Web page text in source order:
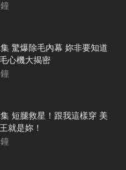
驚爆除毛內幕 妳非要知道
心機大揭密
短腿救星！跟我這樣穿 美
就是妳！